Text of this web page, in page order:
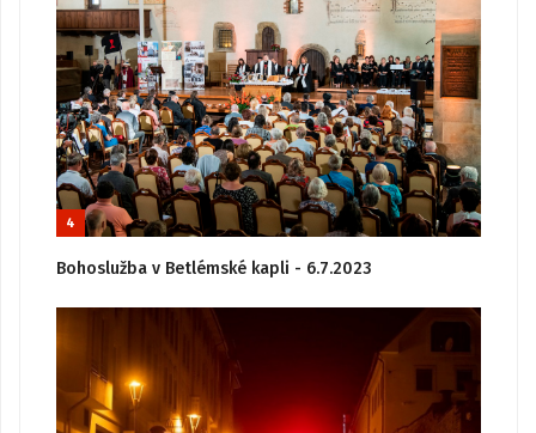
4
Bohoslužba v Betlémské kapli - 6.7.2023